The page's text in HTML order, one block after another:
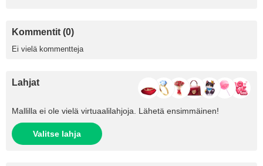
Kommentit (0)
Ei vielä kommentteja
Lahjat
Mallilla ei ole vielä virtuaalilahjoja. Lähetä ensimmäinen!
Valitse lahja